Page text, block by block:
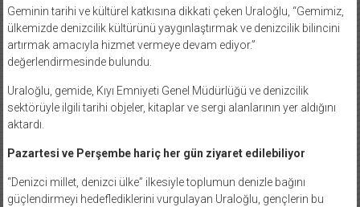
Geminin tarihi ve kültürel katkısına dikkati çeken Uraloğlu, “Gemimiz,
ülkemizde denizcilik kültürünü yaygınlaştırmak ve denizcilik bilincini
artırmak amacıyla hizmet vermeye devam ediyor.”
değerlendirmesinde bulundu.
Uraloğlu, gemide, Kıyı Emniyeti Genel Müdürlüğü ve denizcilik
sektörüyle ilgili tarihi objeler, kitaplar ve sergi alanlarının yer aldığını
aktardı.
Pazartesi ve Perşembe hariç her gün ziyaret edilebiliyor
“Denizci millet, denizci ülke” ilkesiyle toplumun denizle bağını
güçlendirmeyi hedeflediklerini vurgulayan Uraloğlu, gençlerin bu